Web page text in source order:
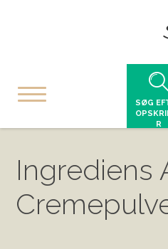
SØG
R
Ingrediens